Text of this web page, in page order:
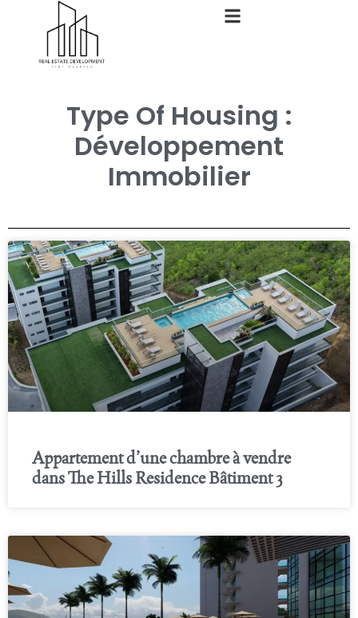
Type Of Housing :
Développement
Immobilier
Appartement d’une chambre à vendre
dans The Hills Residence Bâtiment 3